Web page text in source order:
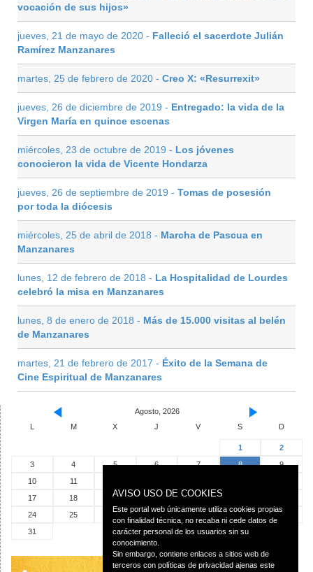
vocación de sus hijos»
jueves, 21 de mayo de 2020 - Falleció el sacerdote Julián
Ramírez Manzanares
martes, 25 de febrero de 2020 - Creo X: «Resurrexit»
jueves, 26 de diciembre de 2019 - Entregado: la vida de la
Virgen María en quince escenas
miércoles, 23 de octubre de 2019 - Los jóvenes
conocieron la vida de Vicente Hondarza
jueves, 26 de septiembre de 2019 - Tomas de posesión
por toda la diócesis
miércoles, 25 de abril de 2018 - Marcha de Pascua en
Manzanares
lunes, 12 de febrero de 2018 - La Hospitalidad de Lourdes
celebró la misa en Manzanares
lunes, 8 de enero de 2018 - Más de 15.000 visitas al belén
de Manzanares
martes, 21 de febrero de 2017 - Éxito de la Semana de
Cine Espiritual de Manzanares
Agosto, 2026
L
M X J V S D
1
2
3
4 5 6 7 8
9
10
11
17
18 19 20 21
24
25 26 27 28 29
30
31
AVISO USO DE COOKIES
Este portal web únicamente utiliza cookies propias
con finalidad técnica, no recaba ni cede datos de
carácter personal de los usuarios sin su
conocimiento.
Sin embargo, contiene enlaces a sitios web de
terceros con políticas de privacidad ajenas este